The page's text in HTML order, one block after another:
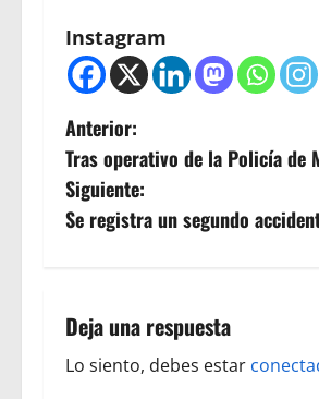
Instagram
N
a
v
g
a
Anterior:
Tras operativo de la Policía de
Siguiente:
Se registra un segundo
Deja una respuesta
Lo siento, debes estar